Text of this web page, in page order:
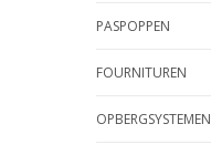
PASPOPPEN
FOURNITUREN
OPBERGSYSTEMEN